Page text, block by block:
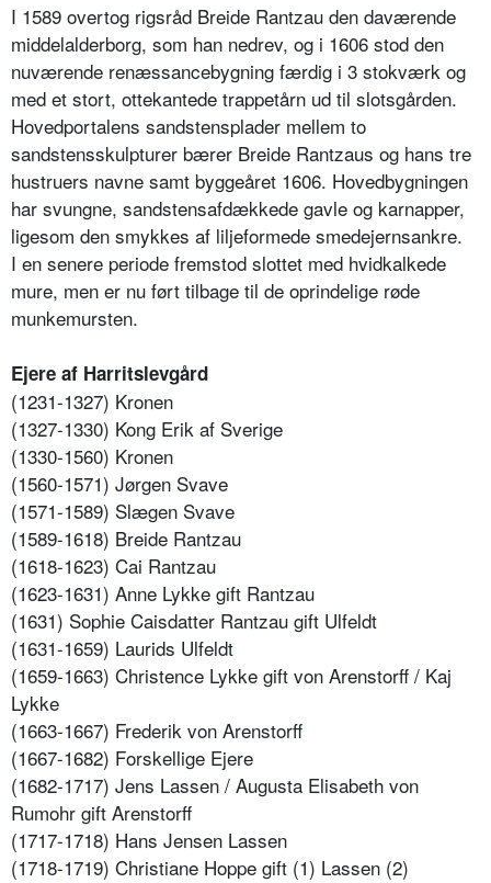
I 1589 overtog rigsråd Breide Rantzau den daværende
middelalderborg, som han nedrev, og i 1606 stod den
nuværende renæssancebygning færdig i 3 stokværk og
med et stort, ottekantede trappetårn ud til slotsgården.
Hovedportalens sandstensplader mellem to
sandstensskulpturer bærer Breide Rantzaus og hans tre
hustruers navne samt byggeåret 1606. Hovedbygningen
har svungne, sandstensafdækkede gavle og karnapper,
ligesom den smykkes af liljeformede smedejernsankre.
I en senere periode fremstod slottet med hvidkalkede
mure, men er nu ført tilbage til de oprindelige røde
munkemursten.
Ejere af Harritslevgård
(1231-1327) Kronen
(1327-1330) Kong Erik af Sverige
(1330-1560) Kronen
(1560-1571) Jørgen Svave
(1571-1589) Slægen Svave
(1589-1618) Breide Rantzau
(1618-1623) Cai Rantzau
(1623-1631) Anne Lykke gift Rantzau
(1631) Sophie Caisdatter Rantzau gift Ulfeldt
(1631-1659) Laurids Ulfeldt
(1659-1663) Christence Lykke gift von Arenstorff / Kaj
Lykke
(1663-1667) Frederik von Arenstorff
(1667-1682) Forskellige Ejere
(1682-1717) Jens Lassen / Augusta Elisabeth von
Rumohr gift Arenstorff
(1717-1718) Hans Jensen Lassen
(1718-1719) Christiane Hoppe gift (1) Lassen (2)